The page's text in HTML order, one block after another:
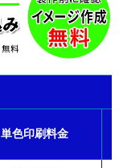
単色印刷料金